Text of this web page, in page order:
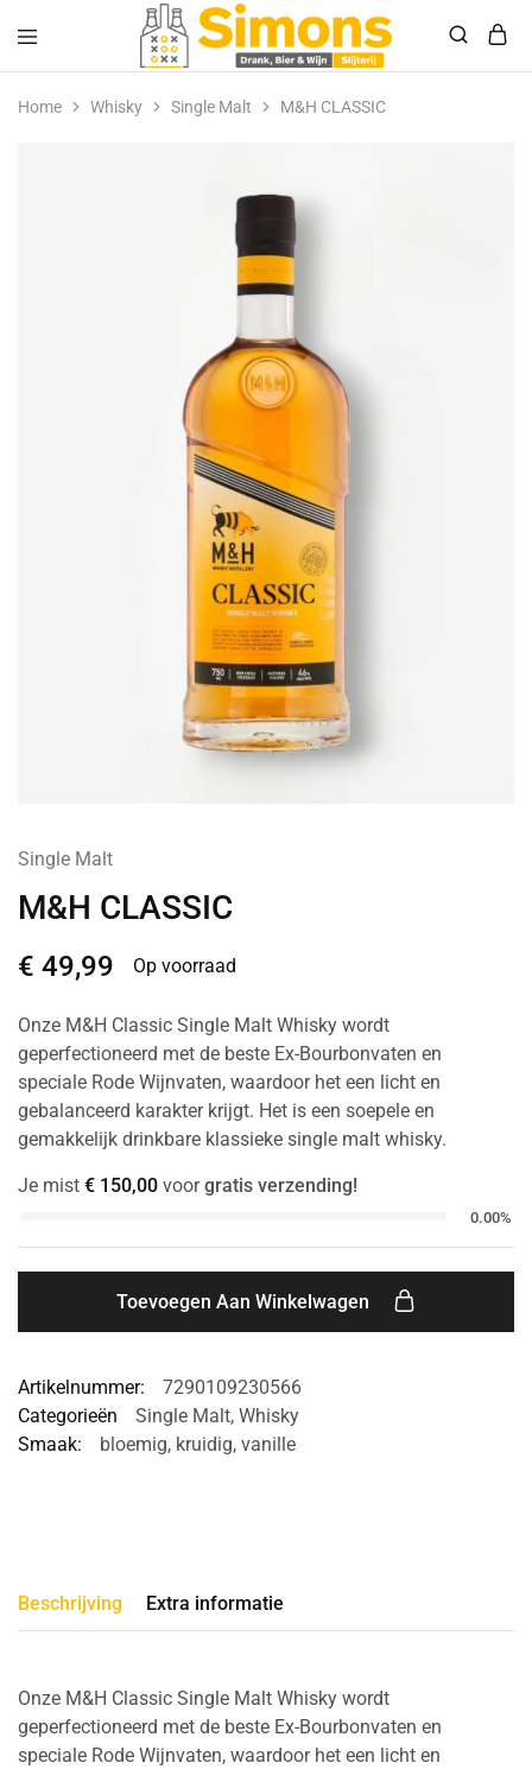
Simonsdrank.nl
Drank,
Bier
&
Home Whisky Single Malt M&H CLASSIC
Single Malt
M&H CLASSIC
€ 49,99 Op voorraad
Onze M&H Classic Single Malt Whisky wordt
geperfectioneerd met de beste Ex-Bourbonvaten en
speciale Rode Wijnvaten, waardoor het een licht en
gebalanceerd karakter krijgt. Het is een soepele en
gemakkelijk drinkbare klassieke single malt whisky.
Je mist € 150,00 voorgratis verzending!
0.00%
Toevoegen Aan Winkelwagen
Artikelnummer:
7290109230566
Categorieën
Single Malt, Whisky
Smaak:
bloemig, kruidig, vanille
Beschrijving Extra informatie
Onze M&H Classic Single Malt Whisky wordt
geperfectioneerd met de beste Ex-Bourbonvaten en
speciale Rode Wijnvaten, waardoor het een licht en